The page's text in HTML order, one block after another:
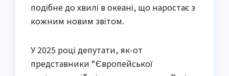
подібне до хвилі в океані, що наростає з
кожним новим звітом.
У 2025 році депутати, як-от
представники “Європейської